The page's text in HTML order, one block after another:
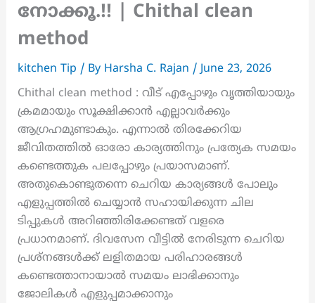
നോക്കൂ.!! | Chithal clean
method
kitchen Tip / By Harsha C. Rajan / June 23, 2026
Chithal clean method : വീട് എപ്പോഴും വൃത്തിയായും
ക്രമമായും സൂക്ഷിക്കാൻ എല്ലാവർക്കും
ആഗ്രഹമുണ്ടാകും. എന്നാൽ തിരക്കേറിയ
ജീവിതത്തിൽ ഓരോ കാര്യത്തിനും പ്രത്യേക സമയം
കണ്ടെത്തുക പലപ്പോഴും പ്രയാസമാണ്.
അതുകൊണ്ടുതന്നെ ചെറിയ കാര്യങ്ങൾ പോലും
എളുപ്പത്തിൽ ചെയ്യാൻ സഹായിക്കുന്ന ചില
ടിപ്പുകൾ അറിഞ്ഞിരിക്കേണ്ടത് വളരെ
പ്രധാനമാണ്. ദിവസേന വീട്ടിൽ നേരിടുന്ന ചെറിയ
പ്രശ്നങ്ങൾക്ക് ലളിതമായ പരിഹാരങ്ങൾ
കണ്ടെത്താനായാൽ സമയം ലാഭിക്കാനും
ജോലികൾ എളുപ്പമാക്കാനും